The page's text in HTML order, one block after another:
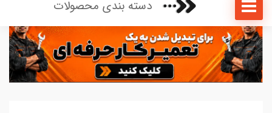
دسته بندی محصولات